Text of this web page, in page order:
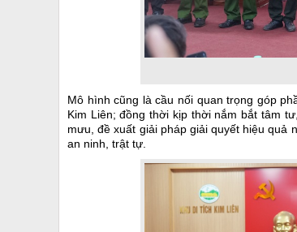
Mô hình cũng là cầu nối quan trọng góp
Kim Liên; đồng thời kịp thời nắm bắt tâm
mưu, đề xuất giải pháp giải quyết hiệu quả
an ninh, trật tự.